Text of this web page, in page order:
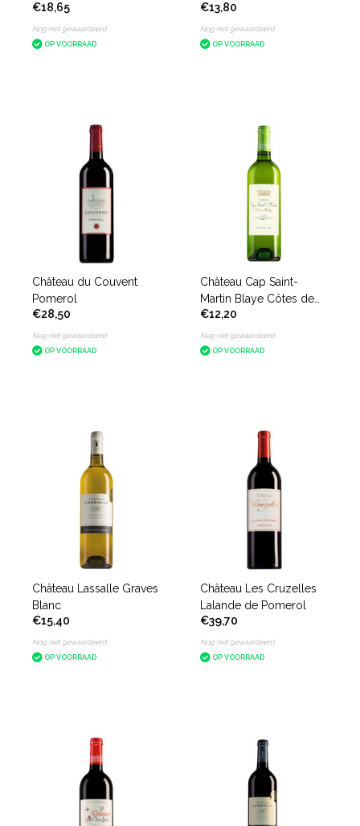
€18,65
Nog niet gewaardeerd
OP VOORRAAD
€13,80
Nog niet gewaardeerd
OP VOORRAAD
Château du Couvent
Pomerol
€28,50
Nog niet gewaardeerd
OP VOORRAAD
Château Cap Saint-
Martin Blaye Côtes de
Bordeaux Cuvée
Prestige Sauvignon
Blanc
€12,20
Nog niet gewaardeerd
OP VOORRAAD
Château Lassalle Graves
Blanc
€15,40
Nog niet gewaardeerd
OP VOORRAAD
Château Les Cruzelles
Lalande de Pomerol
€39,70
Nog niet gewaardeerd
OP VOORRAAD